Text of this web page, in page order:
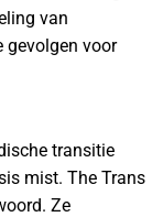
van
gevolgen voor
transitie
mist. The Trans
Ze